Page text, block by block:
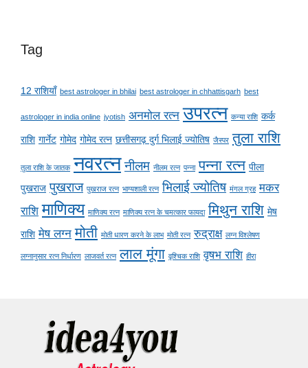
Tag
12 राशियाँ best astrologer in bhilai best astrologer in chhattisgarh best
astrologer in india online jyotish अनमोल रत्न उपरत्न कन्या राशि कर्क
राशि गार्नेट गोमेद गोमेद रत्न छत्तीसगढ़ दुर्ग भिलाई ज्योतिष जैस्पर तुला राशि
तुला राशि के जातक नवरत्न नीलम नीलम रत्न पन्ना पन्ना रत्न पीला
पुखराज पुखराज पुखराज रत्न भाग्यशाली रत्न भिलाई ज्योतिष मंगल ग्रह मकर
राशि माणिक्य माणिक्य रत्न माणिक्य रत्न के चमत्कार फायदा मिथुन राशि मेष
राशि मेष लग्न मोती मोती धारण करने के लाभ मोती रत्न रुद्राक्ष लग्न विश्लेषण
लग्नानुसार रत्न निर्धारण लाजवर्त रत्न लाल मूंगा वृश्चिक राशि वृषभ राशि हीरा